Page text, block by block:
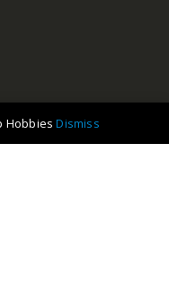
HobbiesDismiss